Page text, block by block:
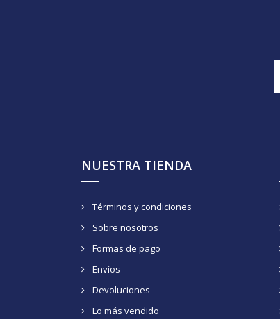
NUESTRA TIENDA
Términos y condiciones
Sobre nosotros
Formas de pago
Envíos
Devoluciones
Lo más vendido